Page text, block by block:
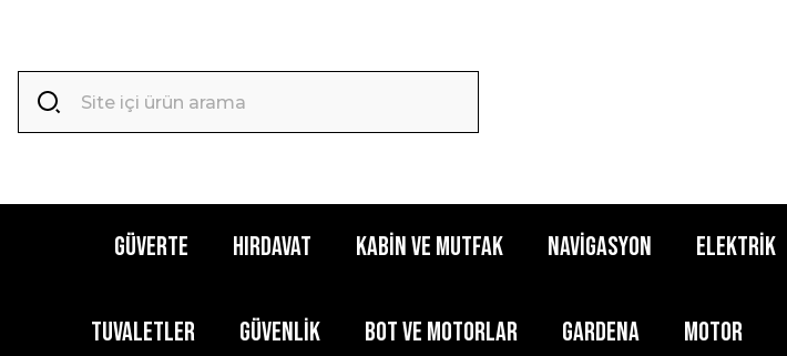
GÜVERTE HIRDAVAT KABİN ve MUTFAK NAVİGASYON ELEKTRİK
TUVALETLER GÜVENLİK BOT ve MOTORLAR GARDENA MOTOR